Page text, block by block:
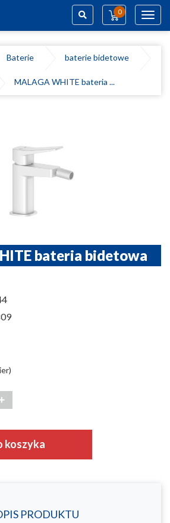
0
Baterie baterie bidetowe
MALAGA WHITE bateria ...
bateria bidetowa
koszyka
PRODUKTU